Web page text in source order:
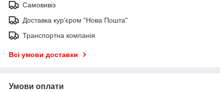
Самовивіз
Доставка кур'єром "Нова Пошта"
Транспортна компанія
Всі умови доставки
Умови оплати